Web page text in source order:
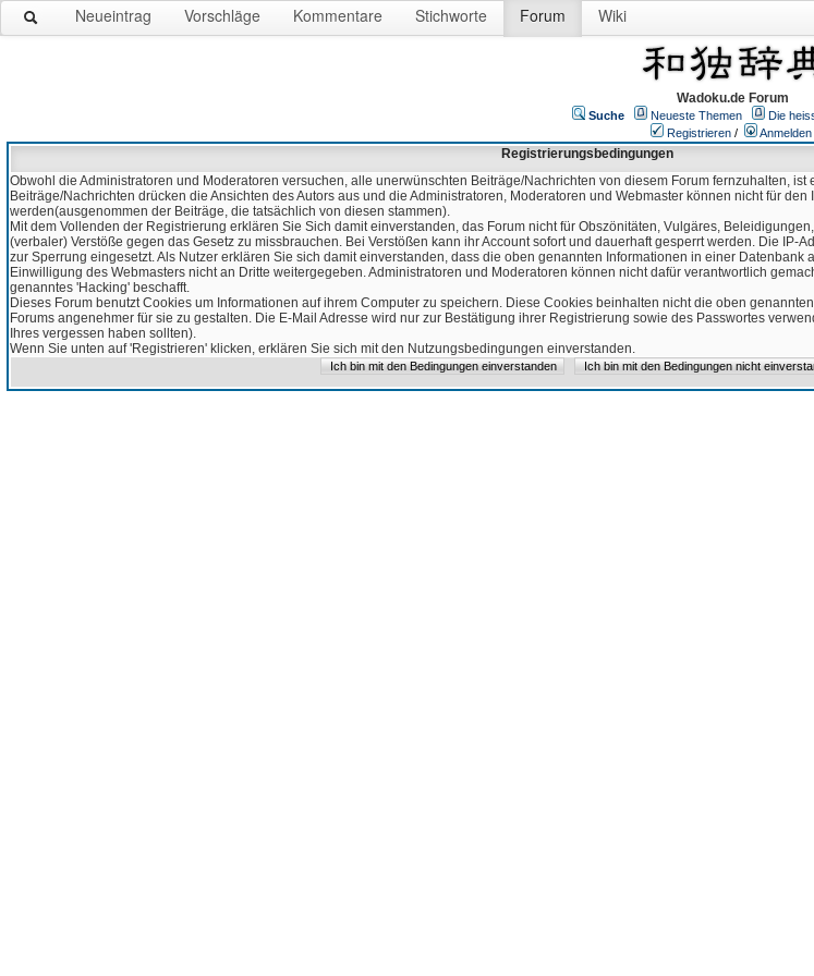
Neueintrag Vorschläge Kommentare Stichworte Forum Wiki
Wadoku.de Forum
Suche Neueste Themen
Die
Registrieren / Anmelden
Registrierungsbedingungen
Obwohl die Administratoren und Moderatoren versuchen, alle unerwünschten Beiträge/Nachrichten von diesem Forum fernzuhalten,
Beiträge/Nachrichten drücken die Ansichten des Autors aus und die Administratoren, Moderatoren und Webmaster können nicht für
werden(ausgenommen der Beiträge, die tatsächlich von diesen stammen).
Mit dem Vollenden der Registrierung erklären Sie Sich damit einverstanden, das Forum nicht für Obszönitäten, Vulgäres,
(verbaler) Verstöße gegen das Gesetz zu missbrauchen. Bei Verstößen kann ihr Account sofort und dauerhaft gesperrt werden. Die IP-
zur Sperrung eingesetzt. Als Nutzer erklären Sie sich damit einverstanden, dass die oben genannten Informationen in einer
Einwilligung des Webmasters nicht an Dritte weitergegeben. Administratoren und Moderatoren können nicht dafür verantwortlich
genanntes 'Hacking' beschafft.
Dieses Forum benutzt Cookies um Informationen auf ihrem Computer zu speichern. Diese Cookies beinhalten nicht die oben
Forums angenehmer für sie zu gestalten. Die E-Mail Adresse wird nur zur Bestätigung ihrer Registrierung sowie des Passwortes
Ihres vergessen haben sollten).
Wenn Sie unten auf 'Registrieren' klicken, erklären Sie sich mit den Nutzungsbedingungen einverstanden.